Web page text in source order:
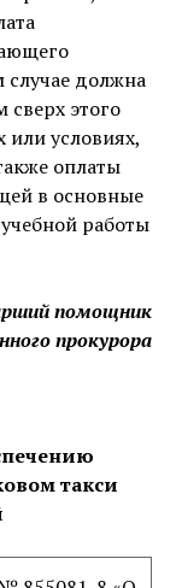
случае должна
этого
или условиях,
оплаты
в основные
работы
помощник
прокурора
такси